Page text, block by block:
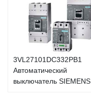
3VL27101DC332PB1
Автоматический
выключатель SIEMENS